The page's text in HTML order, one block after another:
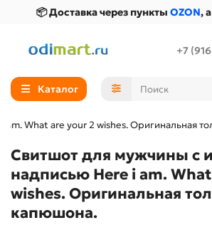
📦 Доставка через пункты OZON,
+7
Каталог
What are your 2 wishes. Оригинальная
Свитшот для мужчины с
надписью Here i am.
wishes. Оригинальная
капюшона.